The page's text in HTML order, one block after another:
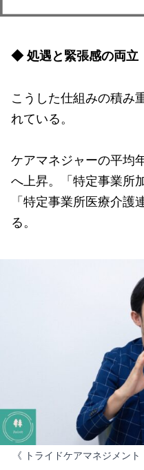
◆ 処遇と緊張感の両立
こうした仕組みの積み
れている。
ケアマネジャーの平均
へ上昇。「特定事業所
「特定事業所医療介
る。
《 トライドケアマネジメン